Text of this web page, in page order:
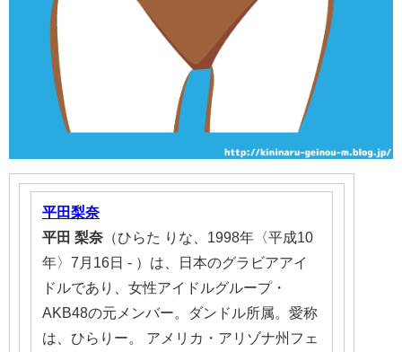
平田梨奈
平田 梨奈 （ひらた りな、1998年〈平成10
年〉7月16日 - ）は、日本のグラビアアイ
ドルであり、女性アイドルグループ・
AKB48の元メンバー。ダンドル所属。愛称
は、ひらりー。 アメリカ・アリゾナ州フェ